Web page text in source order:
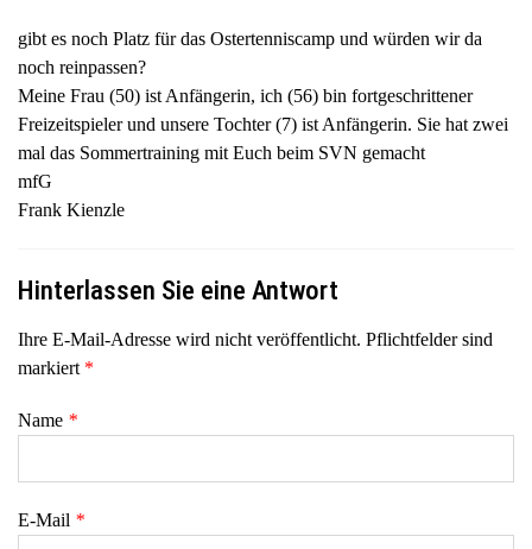
gibt es noch Platz für das Ostertenniscamp und würden wir da
noch reinpassen?
Meine Frau (50) ist Anfängerin, ich (56) bin fortgeschrittener
Freizeitspieler und unsere Tochter (7) ist Anfängerin. Sie hat zwei
mal das Sommertraining mit Euch beim SVN gemacht
mfG
Frank Kienzle
Hinterlassen Sie eine Antwort
Ihre E-Mail-Adresse wird nicht veröffentlicht. Pflichtfelder sind
markiert *
Name *
E-Mail *